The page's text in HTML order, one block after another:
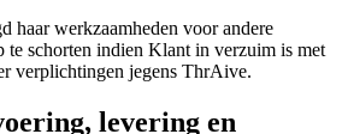
haar werkzaamheden voor andere
te schorten indien Klant in verzuim is met
verplichtingen jegens ThrAive.
levering en